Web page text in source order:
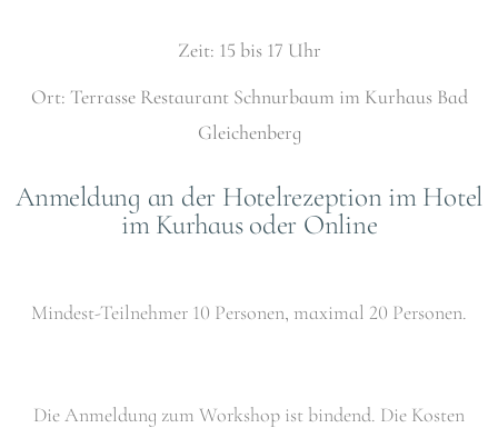
Zeit: 15 bis 17 Uhr
Ort: Terrasse Restaurant Schnurbaum im Kurhaus Bad
Gleichenberg
Anmeldung an der Hotelrezeption im Hotel
im Kurhaus oder Online
Mindest-Teilnehmer 10 Personen, maximal 20 Personen.
Die Anmeldung zum Workshop ist bindend. Die Kosten